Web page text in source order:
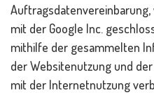
mit der Google Inc.
mithilfe der gesammelten
der Websitenutzung und
mit der Internetnutzung